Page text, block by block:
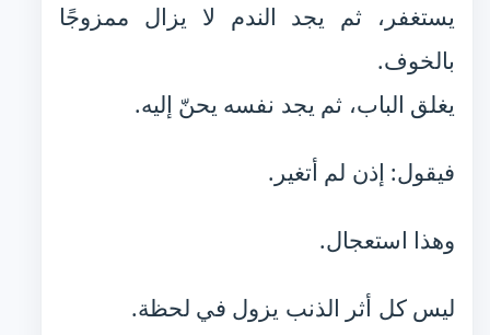
يستغفر، ثم يجد الندم لا يزال ممزوجًا
بالخوف.
يغلق الباب، ثم يجد نفسه يحنّ إليه.
فيقول: إذن لم أتغير.
وهذا استعجال.
ليس كل أثر الذنب يزول في لحظة.